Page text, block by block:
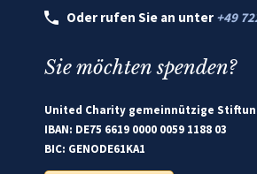
Oder rufen Sie an unter +49
Sie möchten spenden?
United Charity gemeinnützige
IBAN: DE75 6619 0000 0059 1188 03
BIC: GENODE61KA1